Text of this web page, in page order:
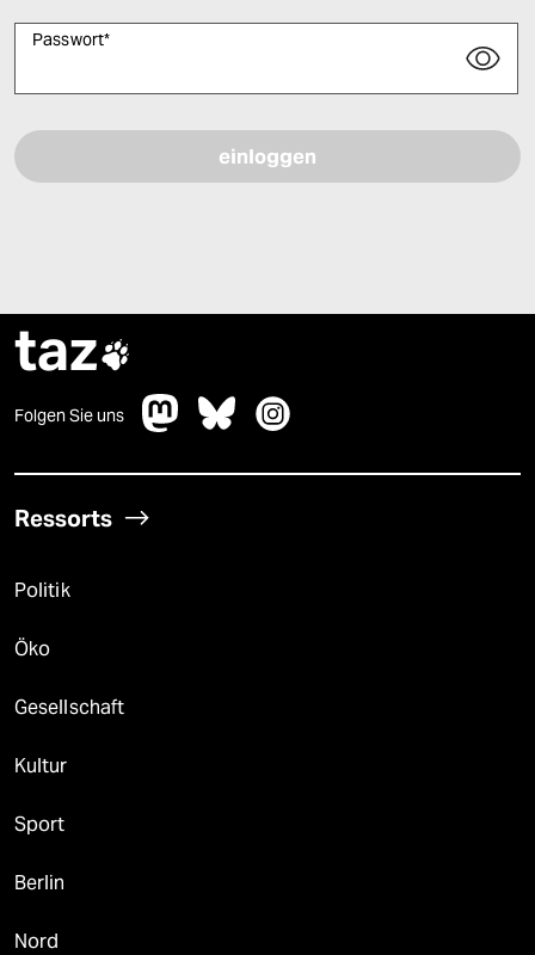
Passwort*
taz
Folgen Sie uns
Ressorts
Politik
Öko
Gesellschaft
Kultur
Sport
Berlin
Nord